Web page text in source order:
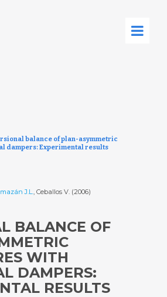
balance of plan-asymmetric
dampers: Experimental results
J.L., Ceballos V. (2006)
BALANCE OF
WITH
DAMPERS:
RESULTS